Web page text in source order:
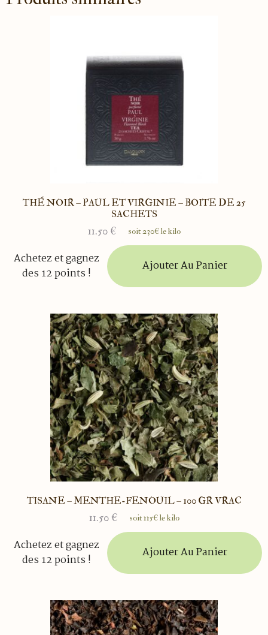
THÉ NOIR – PAUL ET VIRGINIE – BOITE DE 25
SACHETS
11.50 € soit 230€ le kilo
Achetez et gagnez
des 12 points !
Ajouter Au Panier
TISANE – MENTHE-FENOUIL – 100 GR VRAC
11.50 € soit 115€ le kilo
Achetez et gagnez
des 12 points !
Ajouter Au Panier